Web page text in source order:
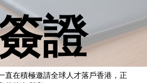
證
直在積極邀請全球人才落戶香港，正